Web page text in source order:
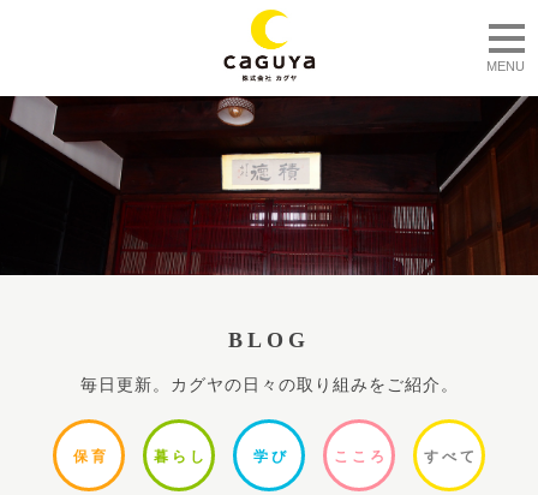
MENU
BLOG
毎日更新。カグヤの日々の取り組みをご紹介。
保 育 暮ら し 学 び ここ ろ すべて